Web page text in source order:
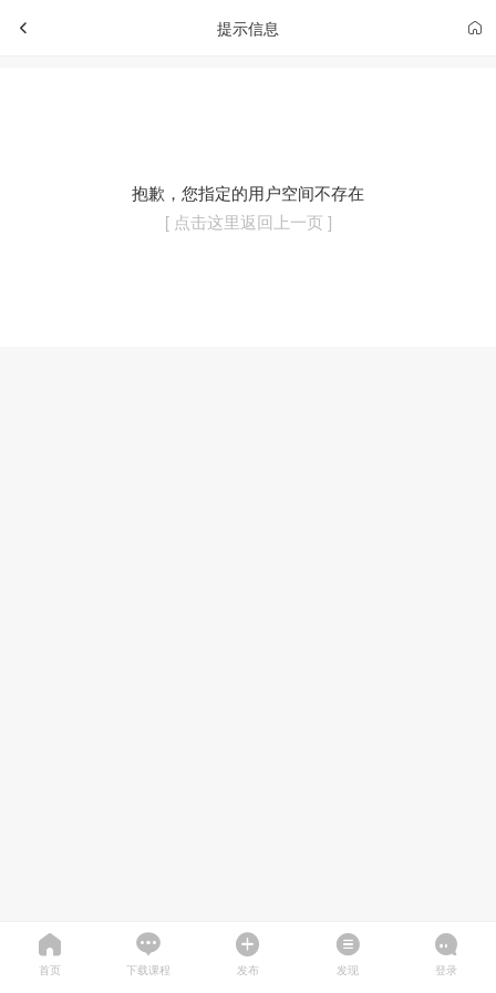
提示信息
抱歉，您指定的用户空间不存在
[ 点击这里返回上一页 ]
首页 下载课程 发布 发现 登录